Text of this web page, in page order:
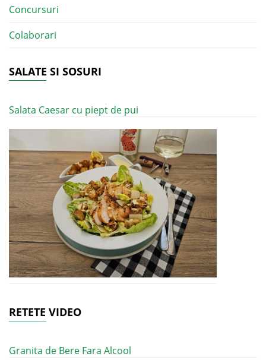
Concursuri
Colaborari
SALATE SI SOSURI
Salata Caesar cu piept de pui
RETETE VIDEO
Granita de Bere Fara Alcool